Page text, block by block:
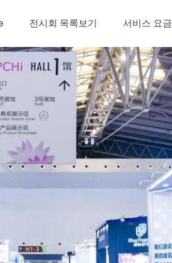
전시회 목록보기 서비스 요금